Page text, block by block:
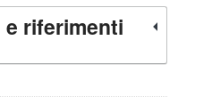
riferimenti